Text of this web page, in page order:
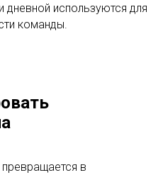
дневной используются для
команды.
в